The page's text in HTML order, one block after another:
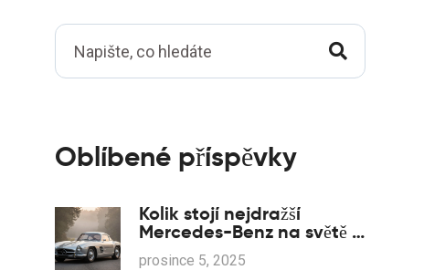
Oblíbené příspěvky
Kolik stojí nejdražší
Mercedes-Benz na světě v
roce 2025?
prosince 5, 2025